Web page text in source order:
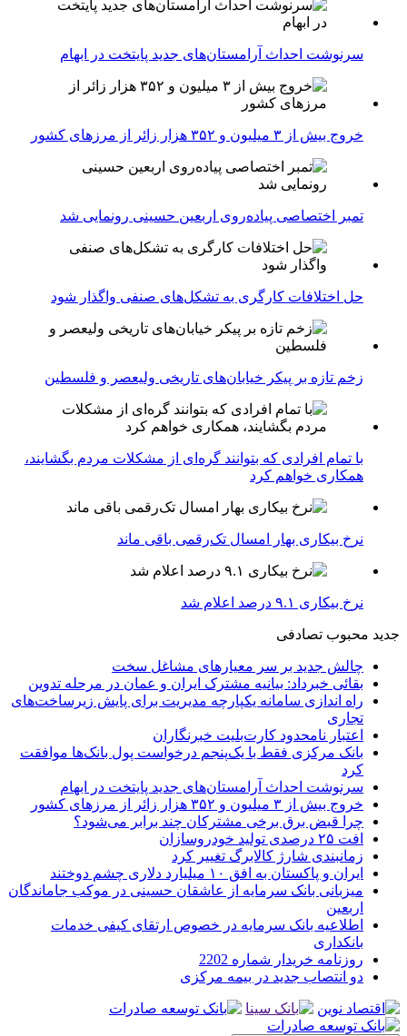
سرنوشت احداث آرامستان‌های جدید پایتخت در ابهام
خروج بیش از ۳ میلیون و ۳۵۲ هزار زائر از مرزهای کشور
تمبر اختصاصی پیاده‌روی اربعین حسینی رونمایی شد
حل اختلافات کارگری به تشکل‌های صنفی واگذار شود
زخم تازه بر پیکر خیابان‌های تاریخی ولیعصر و فلسطین
با تمام افرادی که بتوانند گره‌ای از مشکلات مردم بگشایند،
همکاری خواهم کرد
نرخ بیکاری بهار امسال تک‌رقمی باقی ماند
نرخ بیکاری ۹.۱ درصد اعلام شد
جدید محبوب تصادفی
چالش جدید بر سر معیارهای مشاغل سخت
بقائی خبرداد: بیانیه مشترک ایران و عمان در مرحله تدوین
راه اندازی سامانه یکپارچه مدیریت برای پایش زیرساخت‌های
تجاری
اعتبار نامحدود کارت‌بلیت خبرنگاران
بانک مرکزی فقط با یک‌‎پنجم درخواست پول بانک‌ها موافقت
کرد
سرنوشت احداث آرامستان‌های جدید پایتخت در ابهام
خروج بیش از ۳ میلیون و ۳۵۲ هزار زائر از مرزهای کشور
چرا قبض برق برخی مشترکان چند برابر می‌شود؟
افت ۲۵ درصدی تولید خودروسازان
زمانبندی شارژ کالابرگ تغییر کرد
ایران و پاکستان به افق ۱۰ میلیارد دلاری چشم دوختند
میزبانی بانک سرمایه از عاشقان حسینی در موکب جاماندگان
اربعین
اطلاعیه بانک سرمایه در خصوص ارتقای کیفی خدمات
بانکداری
روزنامه خریدار شماره 2202
دو انتصاب جدید در بیمه مركزی